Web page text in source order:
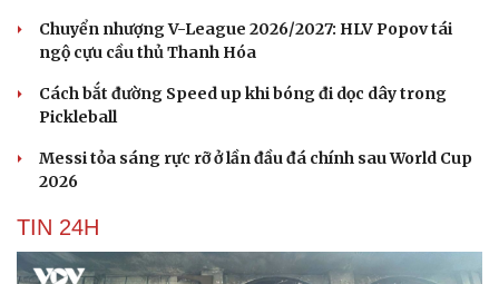
Chuyển nhượng V-League 2026/2027: HLV Popov tái
ngộ cựu cầu thủ Thanh Hóa
Cách bắt đường Speed up khi bóng đi dọc dây trong
Pickleball
Messi tỏa sáng rực rỡ ở lần đầu đá chính sau World Cup
2026
TIN 24H